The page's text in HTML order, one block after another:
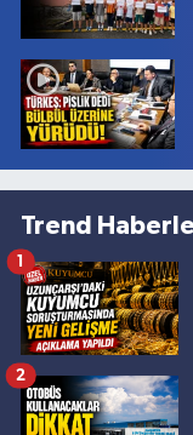
Trend
1
2